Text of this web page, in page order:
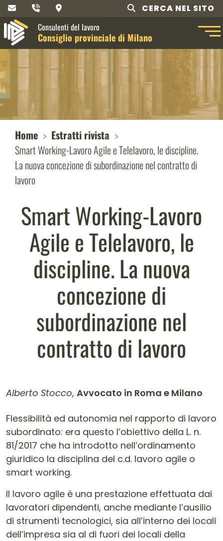
CERCA NEL SITO
Consulenti del lavoro
Consiglio provinciale di Milano
Home
Estratti rivista
Smart Working-Lavoro Agile e Telelavoro, le discipline.
La nuova concezione di subordinazione nel contratto di
lavoro
Smart Working-Lavoro
Agile e Telelavoro, le
discipline. La nuova
concezione di
subordinazione nel
contratto di lavoro
Alberto Stocco, Avvocato in Roma e Milano
Contenuto dell'articolo
Flessibilità ed autonomia nel rapporto di lavoro
subordinato: era questo l’obiettivo della L. n.
81/2017 che ha introdotto nell’ordinamento
giuridico la disciplina del c.d. lavoro agile o
smart working.
Il lavoro agile è una prestazione effettuata dai
lavoratori dipendenti, anche mediante l’ausilio
di strumenti tecnologici, sia all’interno dei locali
dell’impresa sia al di fuori dei locali della